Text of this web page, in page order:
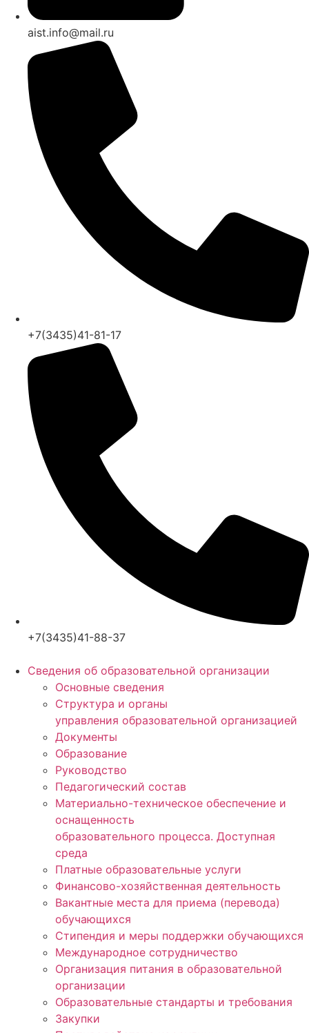
aist.info@mail.ru
+7(3435)41-81-17
+7(3435)41-88-37
Сведения об образовательной организации
Основные сведения
Структура и органы
управления образовательной организацией
Документы
Образование
Руководство
Педагогический состав
Материально-техническое обеспечение и
оснащенность
образовательного процесса. Доступная
среда
Платные образовательные услуги
Финансово-хозяйственная деятельность
Вакантные места для приема (перевода)
обучающихся
Стипендия и меры поддержки обучающихся
Международное сотрудничество
Организация питания в образовательной
организации
Образовательные стандарты и требования
Закупки